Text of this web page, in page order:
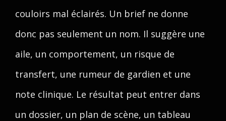
couloirs mal éclairés. Un brief ne donne
donc pas seulement un nom. Il suggère une
aile, un comportement, un risque de
transfert, une rumeur de gardien et une
note clinique. Le résultat peut entrer dans
un dossier, un plan de scène, un tableau